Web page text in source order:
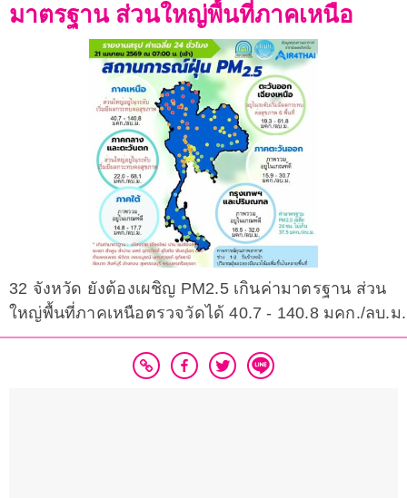
มาตรฐาน ส่วนใหญ่พื้นที่ภาคเหนือ
32 จังหวัด ยังต้องเผชิญ PM2.5 เกินค่ามาตรฐาน ส่วน
ใหญ่พื้นที่ภาคเหนือตรวจวัดได้ 40.7 - 140.8 มคก./ลบ.ม.